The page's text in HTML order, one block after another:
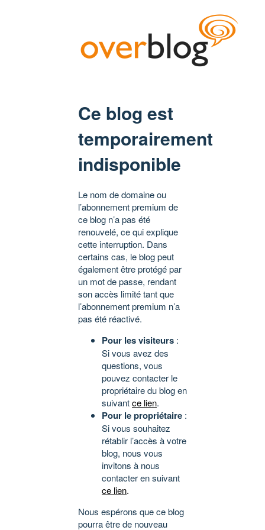
Ce blog est
temporairement
indisponible
Le nom de domaine ou
l’abonnement premium de
ce blog n’a pas été
renouvelé, ce qui explique
cette interruption. Dans
certains cas, le blog peut
également être protégé par
un mot de passe, rendant
son accès limité tant que
l’abonnement premium n’a
pas été réactivé.
Pour les visiteurs :
Si vous avez des
questions, vous
pouvez contacter le
propriétaire du blog en
suivantce lien.
Pour le propriétaire :
Si vous souhaitez
rétablir l’accès à votre
blog, nous vous
invitons à nous
contacter en suivant
ce lien.
Nous espérons que ce blog
pourra être de nouveau